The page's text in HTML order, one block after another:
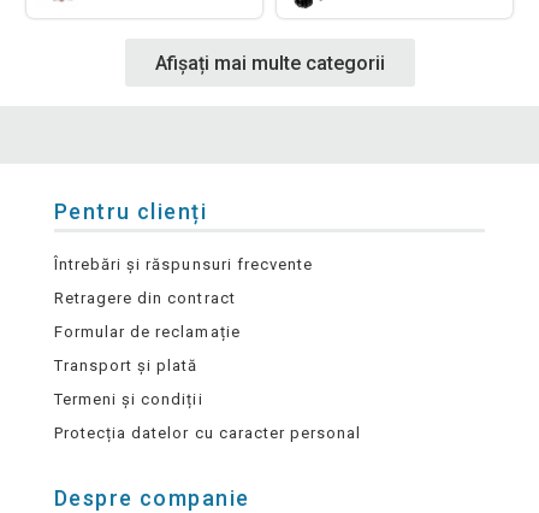
Afișați mai multe categorii
Pentru clienți
Întrebări și răspunsuri frecvente
Retragere din contract
Formular de reclamație
Transport și plată
Termeni și condiții
Protecția datelor cu caracter personal
Despre companie